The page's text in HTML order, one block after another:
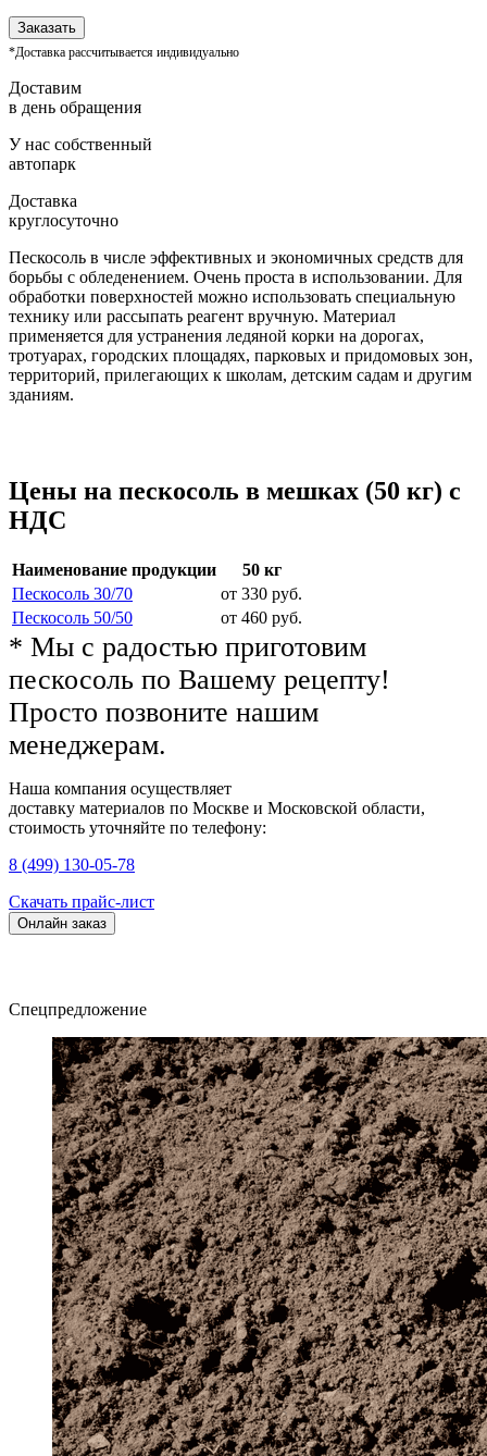
Заказать
*Доставка рассчитывается индивидуально
Доставим
в день обращения
У нас собственный
автопарк
Доставка
круглосуточно
Пескосоль в числе эффективных и экономичных средств для
борьбы с обледенением. Очень проста в использовании. Для
обработки поверхностей можно использовать специальную
технику или рассыпать реагент вручную. Материал
применяется для устранения ледяной корки на дорогах,
тротуарах, городских площадях, парковых и придомовых зон,
территорий, прилегающих к школам, детским садам и другим
зданиям.
Цены на пескосоль в мешках (50 кг) с
НДС
Наименование продукции
50 кг
Пескосоль 30/70
от 330 руб.
Пескосоль 50/50
от 460 руб.
* Мы с радостью приготовим
пескосоль по Вашему рецепту!
Просто позвоните нашим
менеджерам.
Наша компания осуществляет
доставку материалов по Москве и Московской области,
стоимость уточняйте по телефону:
8 (499) 130-05-78
Скачать прайс-лист
Онлайн заказ
Спецпредложение